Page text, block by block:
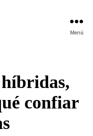
Menú
confiar